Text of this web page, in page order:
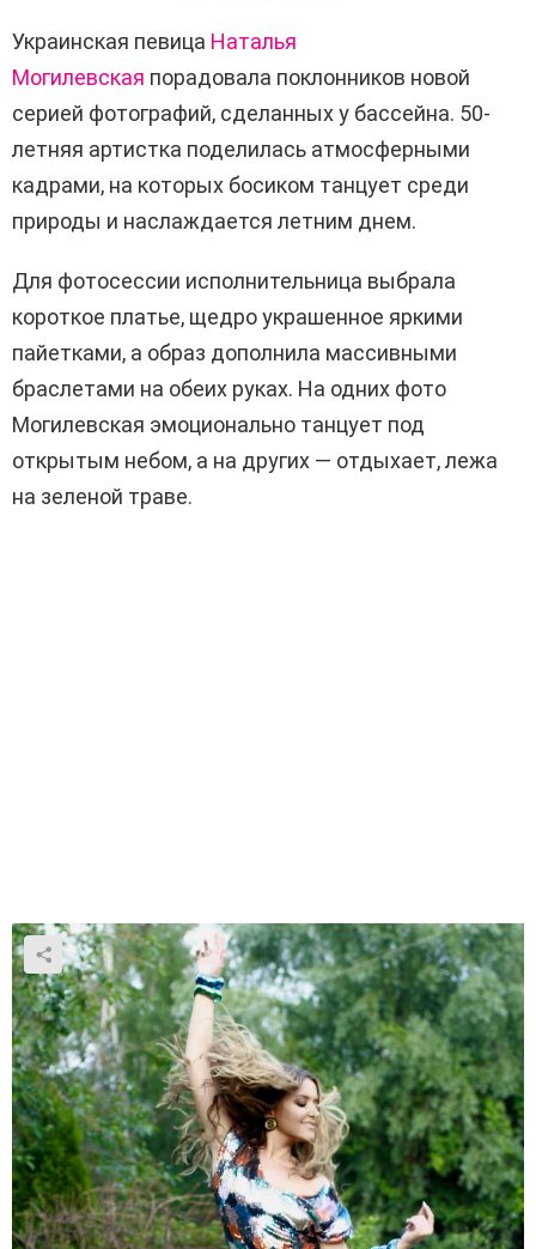
Украинская певица Наталья
Могилевская порадовала поклонников новой
серией фотографий, сделанных у бассейна. 50-
летняя артистка поделилась атмосферными
кадрами, на которых босиком танцует среди
природы и наслаждается летним днем.
Для фотосессии исполнительница выбрала
короткое платье, щедро украшенное яркими
пайетками, а образ дополнила массивными
браслетами на обеих руках. На одних фото
Могилевская эмоционально танцует под
открытым небом, а на других — отдыхает, лежа
на зеленой траве.